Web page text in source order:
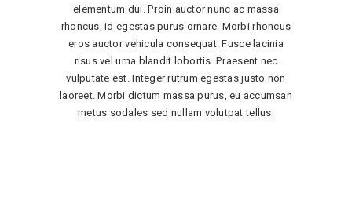
elementum dui. Proin auctor nunc ac massa
rhoncus, id egestas purus ornare. Morbi rhoncus
eros auctor vehicula consequat. Fusce lacinia
risus vel urna blandit lobortis. Praesent nec
vulputate est. Integer rutrum egestas justo non
laoreet. Morbi dictum massa purus, eu accumsan
metus sodales sed nullam volutpat tellus.